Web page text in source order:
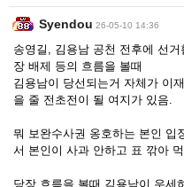
Syendou 26-05-10 14:36
송영길, 김용남 공천 전후에 선
장 배제 등의 흐름을 볼때
김용남이 당선되는거 자체가 이
을 줄 전초전이 될 여지가 있음.
뭐 보완수사권 옹호하는 본인 입
서 본인이 사과 안하고 표 깎아
당장 흐름을 볼때 김용남이 우세